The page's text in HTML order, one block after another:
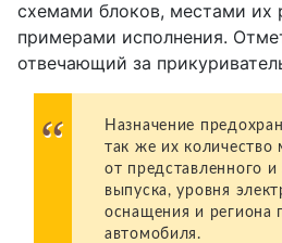
схемами блоков, местами их
примерами исполнения.
отвечающий за
Назначение
так же их количество
от представленного и
выпуска, уровня
оснащения и региона
автомобиля.